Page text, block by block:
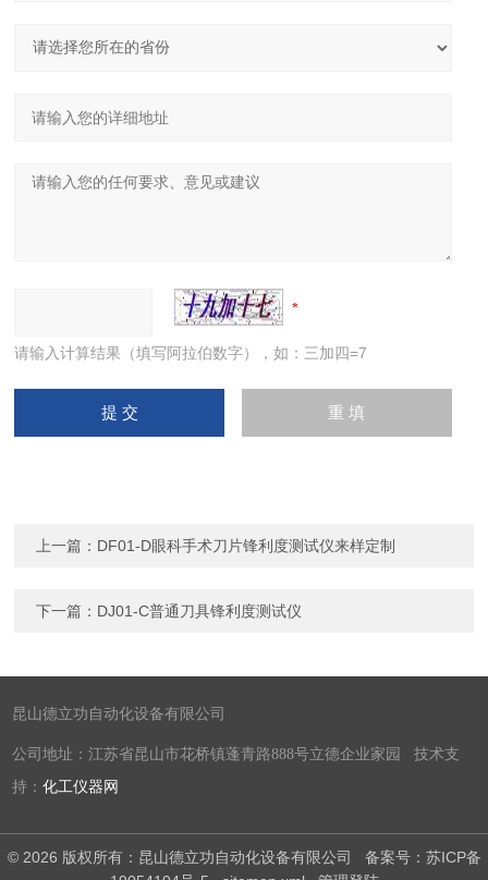
请输入计算结果（填写阿拉伯数字），如：三加四=7
上一篇： DF01-D眼科手术刀片锋利度测试仪来样定制
下一篇： DJ01-C普通刀具锋利度测试仪
昆山德立功自动化设备有限公司
公司地址：江苏省昆山市花桥镇蓬青路888号立德企业家园 技术支
持：化工仪器网
© 2026 版权所有：昆山德立功自动化设备有限公司 备案号：苏ICP备